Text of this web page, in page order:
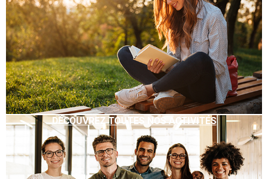
DÉCOUVREZ TOUTES NOS ACTIVITÉS